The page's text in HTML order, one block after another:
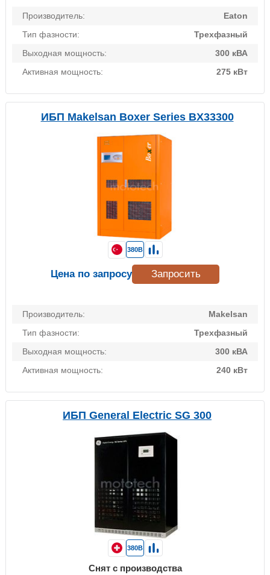
Производитель:
Eaton
Тип фазности:
Трехфазный
Выходная мощность:
300 кВА
Активная мощность:
275 кВт
ИБП Makelsan Boxer Series BX33300
Производитель:
Makelsan
Тип фазности:
Трехфазный
Выходная мощность:
300 кВА
Активная мощность:
240 кВт
380В
Цена по запросу Запросить
ИБП General Electric SG 300
380В
Снят с производства